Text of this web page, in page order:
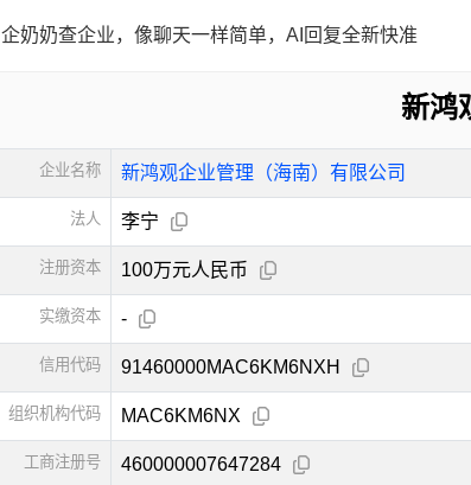
企奶奶查企业，像聊天一样简单，AI回复全新快准
新鸿
企业名称 新鸿观企业管理（海南）有限公司
法人 李宁
注册资本 100万元人民币
实缴资本 -
信用代码 91460000MAC6KM6NXH
组织机构代码 MAC6KM6NX
工商注册号 460000007647284